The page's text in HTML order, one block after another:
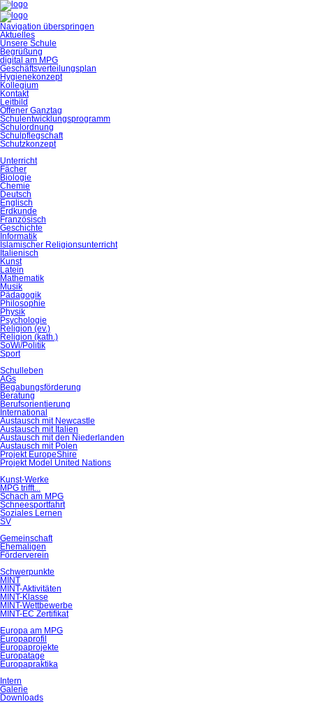
Navigation überspringen
Aktuelles
Unsere Schule
Begrüßung
digital am MPG
Geschäftsverteilungsplan
Hygienekonzept
Kollegium
Kontakt
Leitbild
Offener Ganztag
Schulentwicklungsprogramm
Schulordnung
Schulpflegschaft
Schutzkonzept
Unterricht
Fächer
Biologie
Chemie
Deutsch
Englisch
Erdkunde
Französisch
Geschichte
Informatik
Islamischer Religionsunterricht
Italienisch
Kunst
Latein
Mathematik
Musik
Pädagogik
Philosophie
Physik
Psychologie
Religion (ev.)
Religion (kath.)
SoWi/Politik
Sport
Schulleben
AGs
Begabungsförderung
Beratung
Berufsorientierung
International
Austausch mit Newcastle
Austausch mit Italien
Austausch mit den Niederlanden
Austausch mit Polen
Projekt EuropeShire
Projekt Model United Nations
Kunst-Werke
MPG trifft...
Schach am MPG
Schneesportfahrt
Soziales Lernen
SV
Gemeinschaft
Ehemaligen
Förderverein
Schwerpunkte
MINT
MINT-Aktivitäten
MINT-Klasse
MINT-Wettbewerbe
MINT-EC Zertifikat
Europa am MPG
Europaprofil
Europaprojekte
Europatage
Europapraktika
Intern
Galerie
Downloads